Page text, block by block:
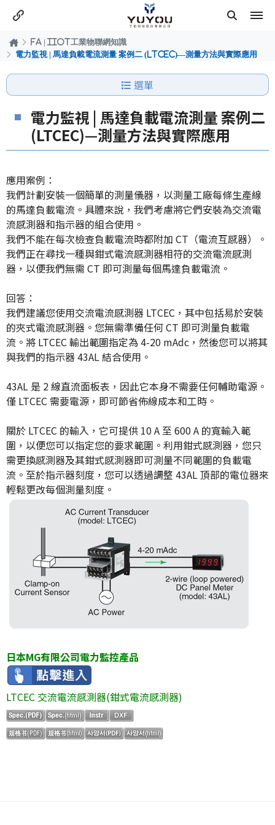
FA | IIOT工業物聯網知識
電力監視 | 馬達負載電流測量 案例二 (LTCEC)—測量方法與實際應用
選單
電力監視 | 馬達負載電流測量 案例二
(LTCEC)—測量方法與實際應用
應用案例：
我們計劃安裝一個簡單的測量儀器，以測量工廠每條生產線
的馬達負載電流。具體來說，我們考慮將它們安裝為交流電
流感測器和指示器的組合使用。
我們不能在每次檢查負載電流時都附加 CT（電流互感器）。
我們正在尋找一種與鉗式電流感測器相符的交流電流感測
器，以便我們無需 CT 即可測量每個馬達負載電流。
回答：
我們建議您使用交流電流感測器 LTCEC，其中包括易於安裝
的夾式電流感測器。您無需準備任何 CT 即可測量負載電
流。將 LTCEC 輸出範圍指定為 4-20 mAdc，然後您可以將其
與我們的指示器 43AL 結合使用。
43AL 是 2 線直流面板表，因此它本身不需要任何輔助電源。
僅 LTCEC 需要電源，即可節省佈線成本和工時。
關於 LTCEC 的輸入，它可提供 10 A 至 600 A 的寬輸入範
圍，以便您可以指定您的要求範圍。利用鉗式感測器，您只
需更換感測器及其鉗式感測器即可測量不同範圍的負載電
流。至於指示器刻度，您可以透過調整 43AL 頂部的電位器來
輕鬆更改每個測量刻度。
日本MG有限公司電力監控產品
LTCEC 交流電流感測器(鉗式電流感測器)